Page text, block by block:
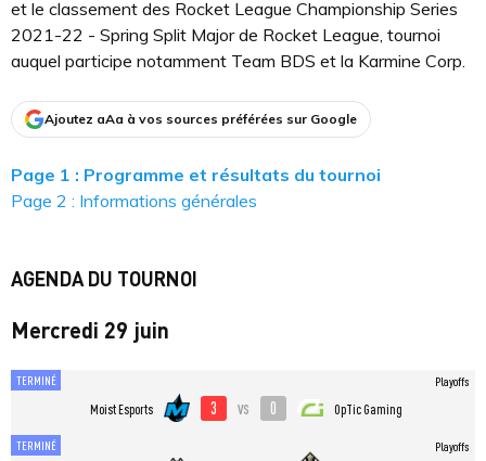
et le classement des Rocket League Championship Series
2021-22 - Spring Split Major de Rocket League, tournoi
auquel participe notamment Team BDS et la Karmine Corp.
Ajoutez aAa à vos sources préférées sur Google
Page 1 : Programme et résultats du tournoi
Page 2 : Informations générales
AGENDA DU TOURNOI
Mercredi 29 juin
TERMINÉ
Moist Esports 3 vs 0 OpTic Gaming
Playoffs
TERMINÉ Playoffs